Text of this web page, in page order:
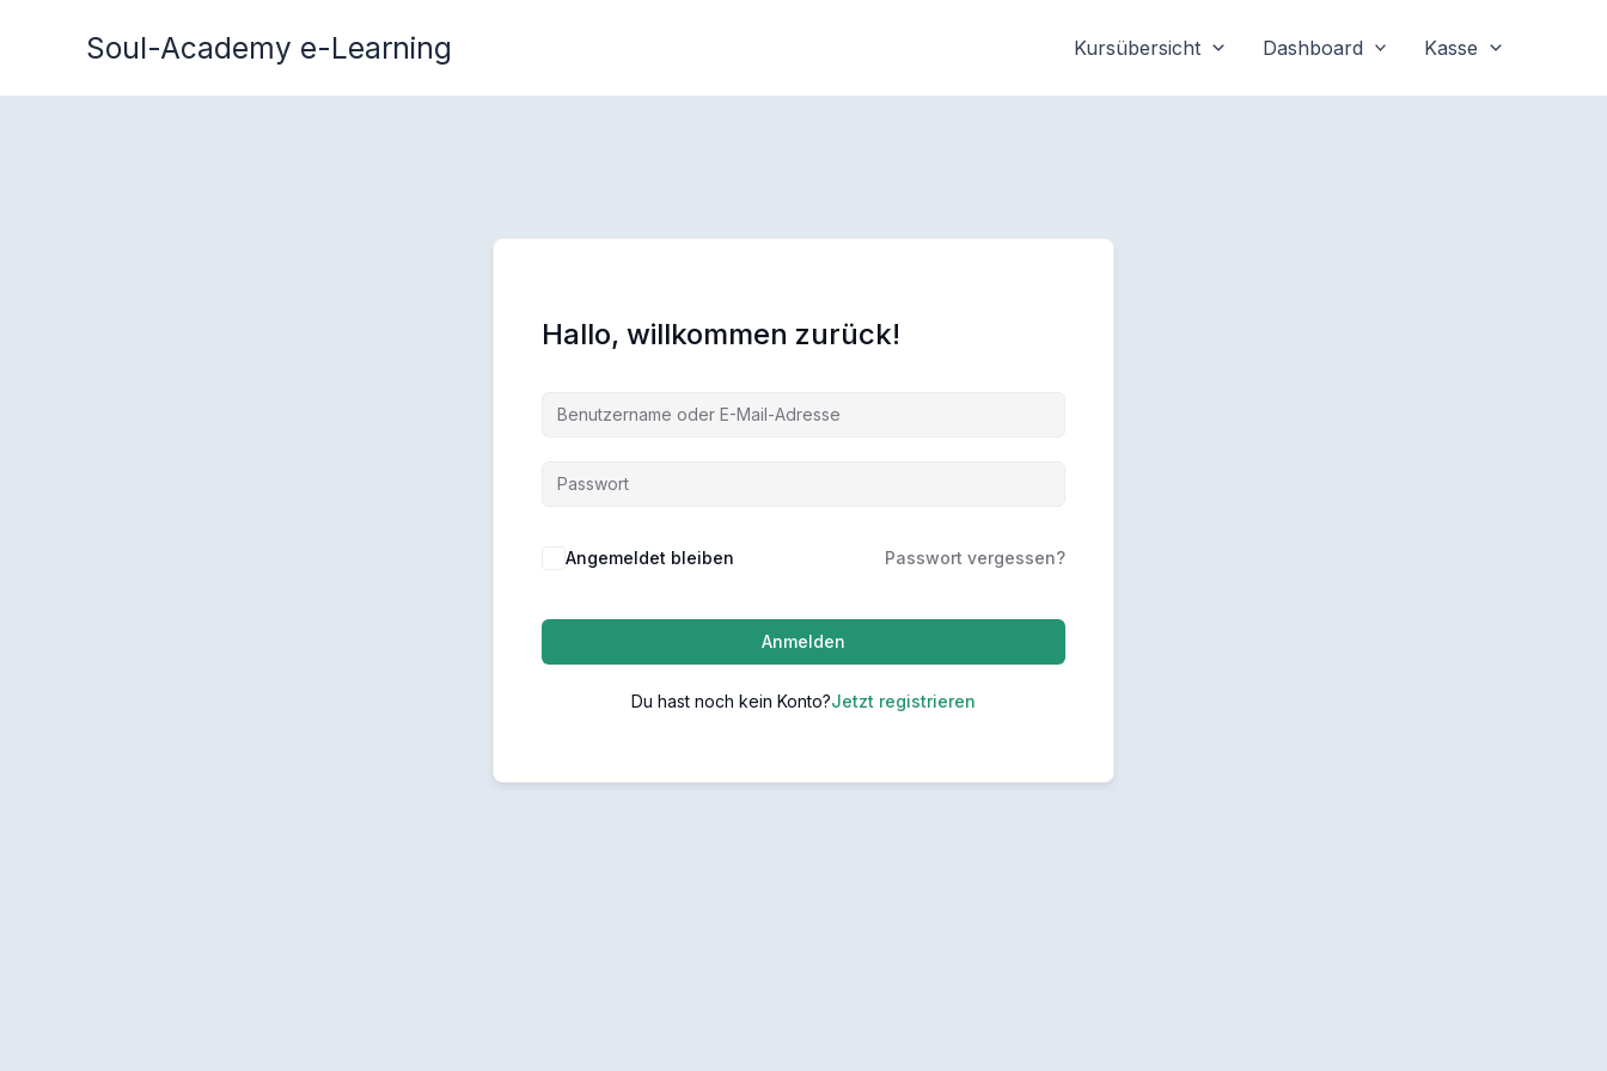
Soul-Academy e-Learning Kursübersicht Dashboard Kasse
Hallo, willkommen zurück!
Angemeldet bleiben Passwort vergessen?
Anmelden
Du hast noch kein Konto?Jetzt registrieren